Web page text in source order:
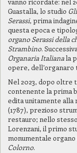
Guastalla, lo studio
Serassi, prima
questa epoca e
organo Serassi della
Strambino.
Organaria Italianala
opere, dell’organaro
Nel 2023, dopo oltre
contenente la prima
edita unitamente alla
(1787), prezioso
restauro; nello
Lorenzani, il primo
monumentale organo
Colorno.